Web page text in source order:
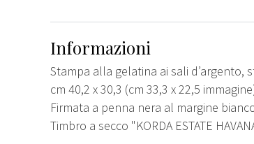
Informazioni
Stampa alla gelatina ai sali d’argento,
cm 40,2 x 30,3 (cm 33,3 x 22,5
Firmata a penna nera al margine
Timbro a secco "KORDA ESTATE